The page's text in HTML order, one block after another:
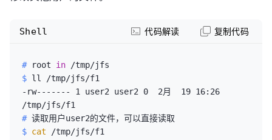
# root in /tmp/jfs
$ ll /tmp/jfs/f1
-rw------- 1 user2 user2 0  2月  19 16:26
# 读取用户user2的文件，可以直接读取
$ cat /tmp/jfs/f1
Shell 代码解读 复制代码